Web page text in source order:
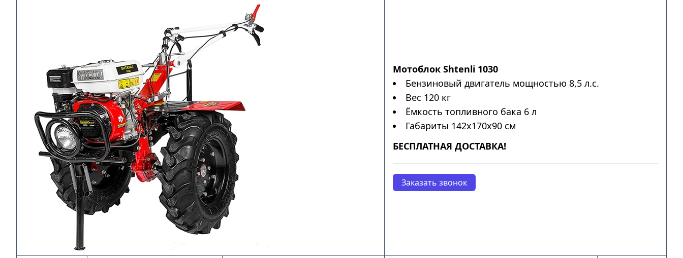
Мотоблок Shtenli 1030
Бензиновый двигатель мощностью 8,5 л.с.
Вес 120 кг
Ёмкость топливного бака 6 л
Габариты 142x170x90 см
БЕСПЛАТНАЯ ДОСТАВКА!
Заказать звонок